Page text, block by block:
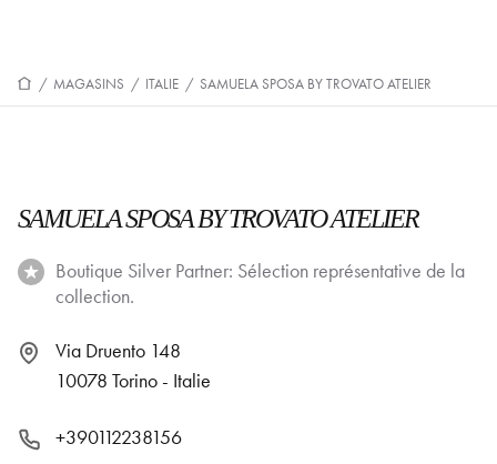
/ MAGASINS / ITALIE / SAMUELA SPOSA BY TROVATO ATELIER
SAMUELA SPOSA BY TROVATO ATELIER
Boutique Silver Partner: Sélection représentative de la
collection.
Via Druento 148
10078 Torino - Italie
+390112238156